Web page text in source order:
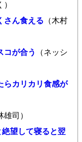
さん食える （木村
コが合う
（ネッシ
らカリカリ食感が
雄司）
望して寝ると翌